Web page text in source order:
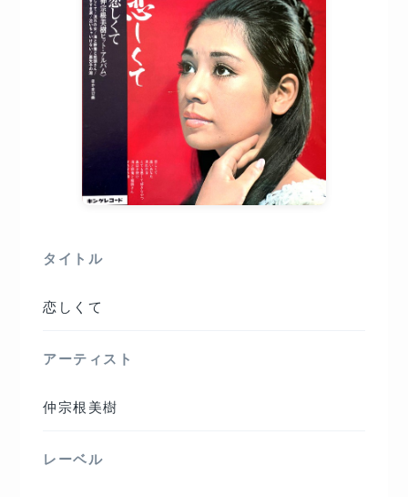
タイトル
恋しくて
アーティスト
仲宗根美樹
レーベル